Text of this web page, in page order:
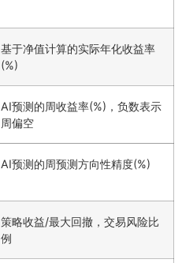
基于净值计算的实际年化收益率
(%)
AI预测的周收益率(%)，负数表示
周偏空
AI预测的周预测方向性精度(%)
策略收益/最大回撤，交易风险比
例